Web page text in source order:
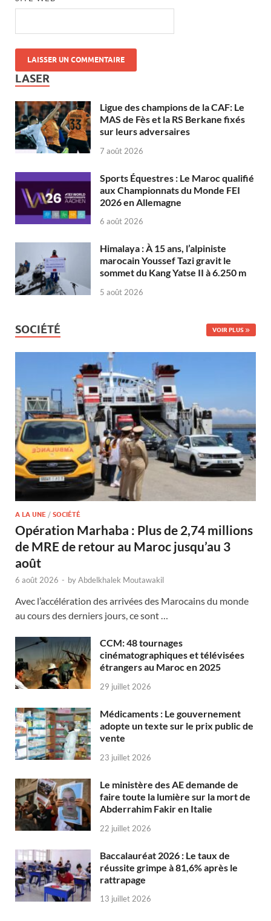
LASER
Ligue des champions de la CAF: Le
MAS de Fès et la RS Berkane fixés
sur leurs adversaires
7 août 2026
Sports Équestres : Le Maroc qualifié
aux Championnats du Monde FEI
2026 en Allemagne
6 août 2026
Himalaya : À 15 ans, l’alpiniste
marocain Youssef Tazi gravit le
sommet du Kang Yatse II à 6.250 m
5 août 2026
SOCIÉTÉ VOIR PLUS
A LA UNE / SOCIÉTÉ
Opération Marhaba : Plus de 2,74 millions
de MRE de retour au Maroc jusqu’au 3
août
6 août 2026 - byAbdelkhalek Moutawakil
Avec l’accélération des arrivées des Marocains du monde
au cours des derniers jours, ce sont …
CCM: 48 tournages
cinématographiques et télévisées
étrangers au Maroc en 2025
29 juillet 2026
Médicaments : Le gouvernement
adopte un texte sur le prix public de
vente
23 juillet 2026
Le ministère des AE demande de
faire toute la lumière sur la mort de
Abderrahim Fakir en Italie
22 juillet 2026
Baccalauréat 2026 : Le taux de
réussite grimpe à 81,6% après le
rattrapage
13 juillet 2026